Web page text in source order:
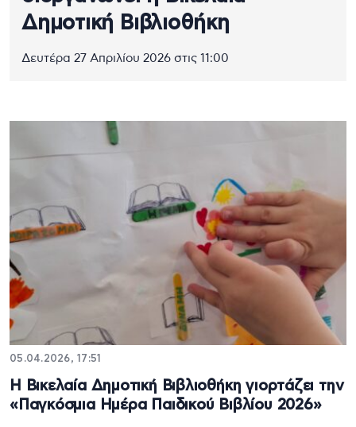
Δημοτική Βιβλιοθήκη
Δευτέρα 27 Απριλίου 2026 στις 11:00
05.04.2026, 17:51
Η Βικελαία Δημοτική Βιβλιοθήκη γιορτάζει την
«Παγκόσμια Ημέρα Παιδικού Βιβλίου 2026»